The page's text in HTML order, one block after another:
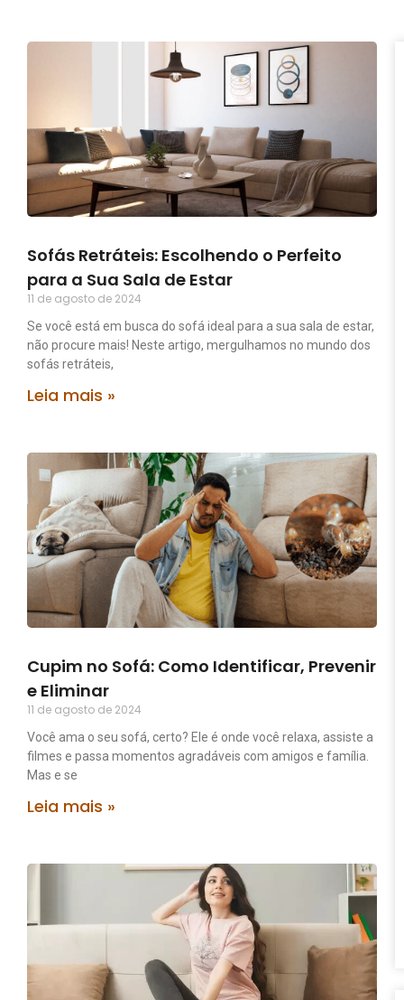
Sofás Retráteis: Escolhendo o Perfeito
para a Sua Sala de Estar
11 de agosto de 2024
Se você está em busca do sofá ideal para a sua sala de estar,
não procure mais! Neste artigo, mergulhamos no mundo dos
sofás retráteis,
Leia mais »
Cupim no Sofá: Como Identificar, Prevenir
e Eliminar
11 de agosto de 2024
Você ama o seu sofá, certo? Ele é onde você relaxa, assiste a
filmes e passa momentos agradáveis com amigos e família.
Mas e se
Leia mais »